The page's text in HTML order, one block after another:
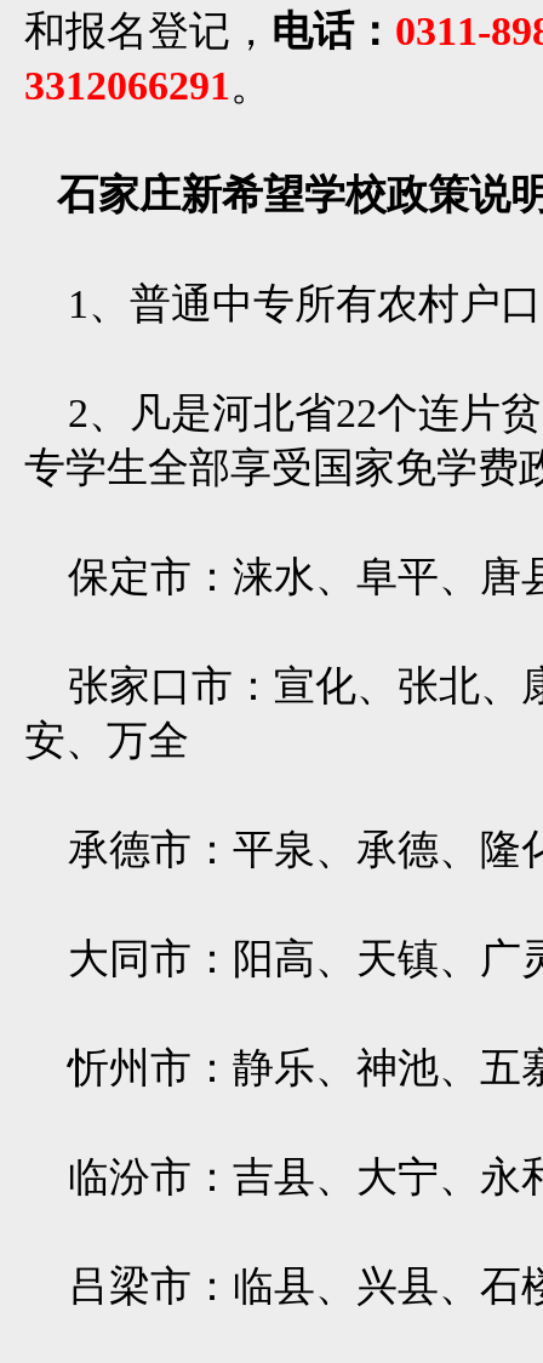
和报名登记， 电话： 0311-
3312066291。
石家庄新希望学校政策说
1、普通中专所有农村户
2、凡是河北省22个连片
专学生全部享受国家免学费
保定市：涞水、阜平、唐
张家口市：宣化、张北、
安、万全
承德市：平泉、承德、隆
大同市：阳高、天镇、广
忻州市：静乐、神池、五
临汾市：吉县、大宁、永
吕梁市：临县、兴县、石